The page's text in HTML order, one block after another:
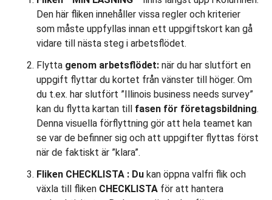
Den här fliken innehåller vissa regler och kriterier
som måste uppfyllas innan ett uppgiftskort kan gå
vidare till nästa steg i arbetsflödet.
Flytta genom arbetsflödet: när du har slutfört en
uppgift flyttar du kortet från vänster till höger. Om
du t.ex. har slutfört ”Illinois business needs survey”
kan du flytta kartan till fasen för företagsbildning.
Denna visuella förflyttning gör att hela teamet kan
se var de befinner sig och att uppgifter flyttas först
när de faktiskt är ”klara”.
Fliken CHECKLISTA : Du kan öppna valfri flik och
växla till fliken CHECKLISTA för att hantera